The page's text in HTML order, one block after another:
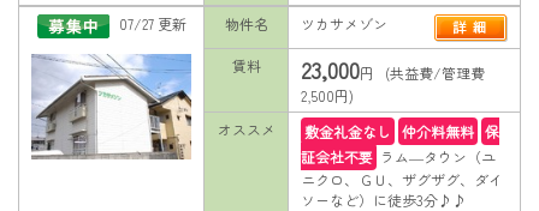
07/27 更新
物件名 ツカサメゾン
賃料 23,000円 (共益費/管理費
2,500円)
オススメ
敷金礼金なし 仲介料無料 保
証会社不要 ラム―タウン（ユ
ニクロ、ＧＵ、ザグザグ、ダイ
ソーなど）に徒歩3分♪♪